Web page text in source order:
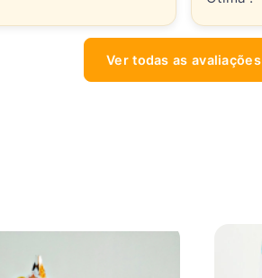
Ver todas as avaliações